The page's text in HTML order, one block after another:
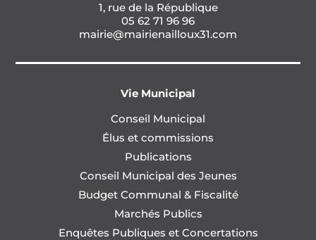
1, rue de la République
05 62 71 96 96
mairie@mairienailloux31.com
Vie Municipal
Conseil Municipal
Élus et commissions
Publications
Conseil Municipal des Jeunes
Budget Communal & Fiscalité
Marchés Publics
Enquêtes Publiques et Concertations